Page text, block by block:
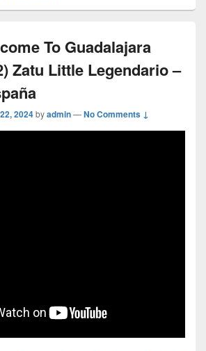
To Guadalajara
Zatu Little Legendario –
2024byadmin—No Comments ↓